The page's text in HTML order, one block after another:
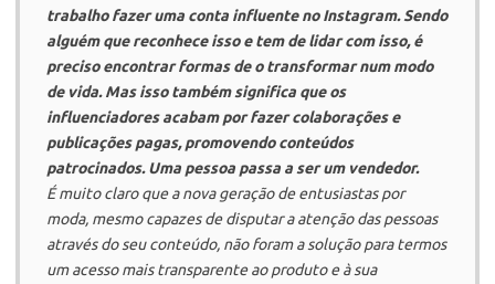
trabalho fazer uma conta influente no Instagram. Sendo
alguém que reconhece isso e tem de lidar com isso, é
preciso encontrar formas de o transformar num modo
de vida. Mas isso também significa que os
influenciadores acabam por fazer colaborações e
publicações pagas, promovendo conteúdos
patrocinados. Uma pessoa passa a ser um vendedor.
É muito claro que a nova geração de entusiastas por
moda, mesmo capazes de disputar a atenção das pessoas
através do seu conteúdo, não foram a solução para termos
um acesso mais transparente ao produto e à sua